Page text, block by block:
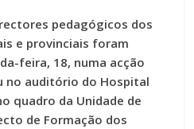
pedagógicos dos
e provinciais foram
feira, 18, numa acção
no auditório do Hospital
quadro da Unidade de
de Formação dos